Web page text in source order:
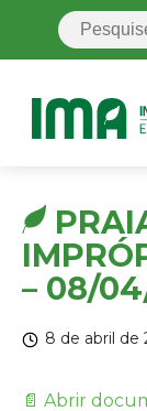
– 08/
8 de abril de
📄 Abrir